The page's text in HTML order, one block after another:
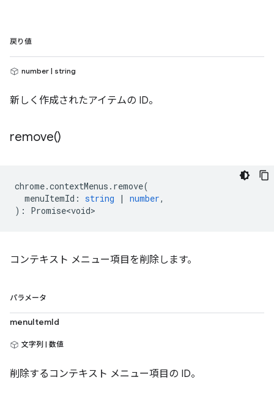
戻り値
number | string
新しく作成されたアイテムの ID。
remove()
chrome.contextMenus . remove(
menuItemId : string | number,
) : Promise<void>
コンテキスト メニュー項目を削除します。
パラメータ
menuItemId
文字列 | 数値
削除するコンテキスト メニュー項目の ID。